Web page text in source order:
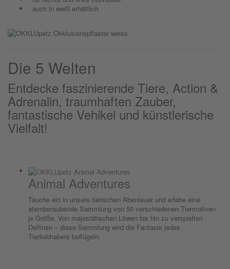
auch in weiß erhältlich
Die 5 Welten
Entdecke faszinierende Tiere, Action &
Adrenalin, traumhaften Zauber,
fantastische Vehikel und künstlerische
Vielfalt!
Animal Adventures
Tauche ein in unsere tierischen Abenteuer und erlebe eine
atemberaubende Sammlung von 50 verschiedenen Tiermotiven
je Größe. Von majestätischen Löwen bis hin zu verspielten
Delfinen – diese Sammlung wird die Fantasie jedes
Tierliebhabers beflügeln.